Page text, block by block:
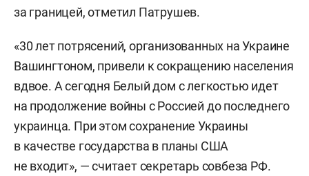
за границей, отметил Патрушев.
«30 лет потрясений, организованных на Украине
Вашингтоном, привели к сокращению населения
вдвое. А сегодня Белый дом с легкостью идет
на продолжение войны с Россией до последнего
украинца. При этом сохранение Украины
в качестве государства в планы США
не входит», — считает секретарь совбеза РФ.